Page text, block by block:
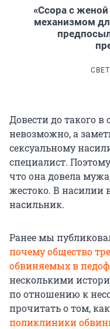
«Ссора с
механизмом
Довести до такого
невозможно, а
сексуальному
специалист.
что она довела
жестоко. В насилии
насильник.
Ранее мы
почему общество
обвиняемых в
несколькими
по отношению к
прочитать о том, как
поликлиники